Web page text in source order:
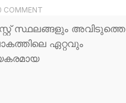
COMMENT
സ്ഥലങ്ങളും അവിടുത്തെ
ഏറ്റവും